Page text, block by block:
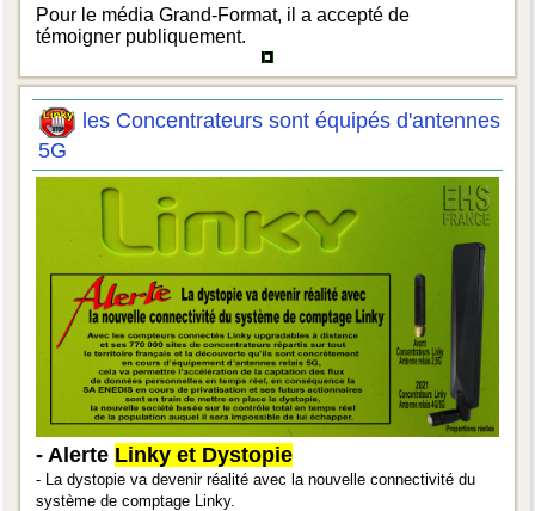
Pour le média Grand-Format, il a accepté de
témoigner publiquement.
les Concentrateurs sont équipés d'antennes
5G
- Alerte Linky et Dystopie
- La dystopie va devenir réalité avec la nouvelle connectivité du
système de comptage Linky.